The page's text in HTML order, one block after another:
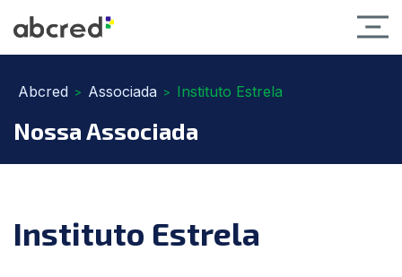
Abcred > Associada > Instituto Estrela
Nossa Associada
Instituto Estrela